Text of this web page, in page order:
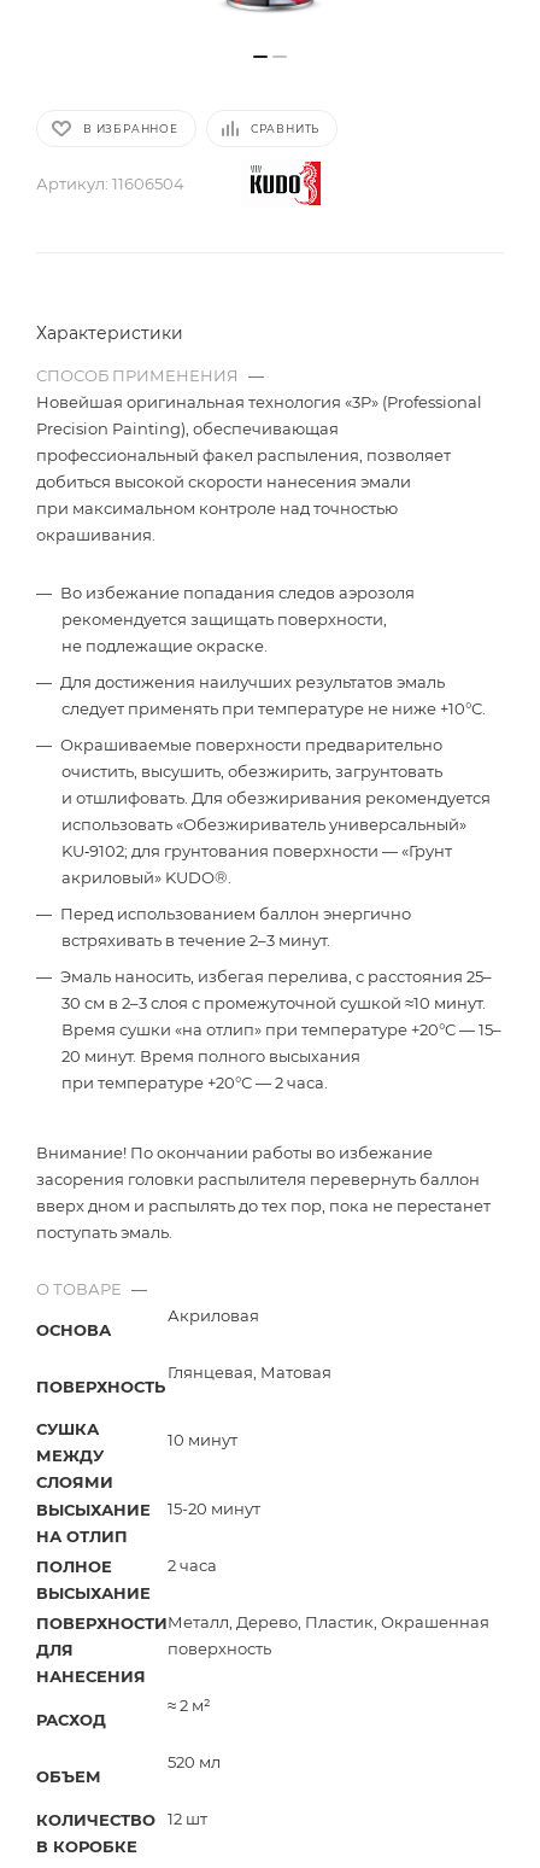
В ИЗБРАННОЕ СРАВНИТЬ
Артикул: 11606504
Характеристики
СПОСОБ ПРИМЕНЕНИЯ
—
Новейшая оригинальная технология «3P» (Professional
Precision Painting), обеспечивающая
профессиональный факел распыления, позволяет
добиться высокой скорости нанесения эмали
при максимальном контроле над точностью
окрашивания.
Во избежание попадания следов аэрозоля
рекомендуется защищать поверхности,
не подлежащие окраске.
Для достижения наилучших результатов эмаль
следует применять при температуре не ниже +10°С.
Окрашиваемые поверхности предварительно
очистить, высушить, обезжирить, загрунтовать
и отшлифовать. Для обезжиривания рекомендуется
использовать «Обезжириватель универсальный»
KU‑9102; для грунтования поверхности — «Грунт
акриловый» KUDO®.
Перед использованием баллон энергично
встряхивать в течение 2–3 минут.
Эмаль наносить, избегая перелива, с расстояния 25–
30 см в 2–3 слоя с промежуточной сушкой ≈10 минут.
Время сушки «на отлип» при температуре +20°С — 15–
20 минут. Время полного высыхания
при температуре +20°С — 2 часа.
Внимание! По окончании работы во избежание
засорения головки распылителя перевернуть баллон
вверх дном и распылять до тех пор, пока не перестанет
поступать эмаль.
О ТОВАРЕ —
ОСНОВА
Акриловая
ПОВЕРХНОСТЬ
Глянцевая, Матовая
СУШКА
МЕЖДУ
СЛОЯМИ
10 минут
ВЫСЫХАНИЕ
НА ОТЛИП
15-20 минут
ПОЛНОЕ
ВЫСЫХАНИЕ
2 часа
ПОВЕРХНОСТИ
ДЛЯ
НАНЕСЕНИЯ
Металл, Дерево, Пластик, Окрашенная
поверхность
РАСХОД
≈ 2 м²
ОБЪЕМ
520 мл
КОЛИЧЕСТВО
В КОРОБКЕ
12 шт